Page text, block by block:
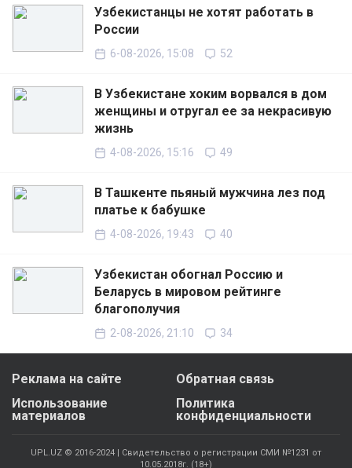
Узбекистанцы не хотят работать в
России
6-08-2026, 15:08 52
В Узбекистане хоким ворвался в дом
женщины и отругал ее за некрасивую
жизнь
4-08-2026, 15:16 49
В Ташкенте пьяный мужчина лез под
платье к бабушке
4-08-2026, 19:43 40
Узбекистан обогнал Россию и
Беларусь в мировом рейтинге
благополучия
2-08-2026, 21:10 34
Реклама на сайте
Обратная связь
Использование
материалов
Политика
конфиденциальности
UPL.UZ © 2016-2024 | Свидетельство о регистрации СМИ №1231 от
10.05.2018г. (18+)